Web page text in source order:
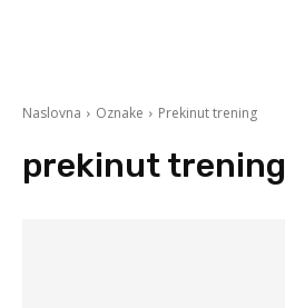
Naslovna Oznake Prekinut trening
prekinut trening